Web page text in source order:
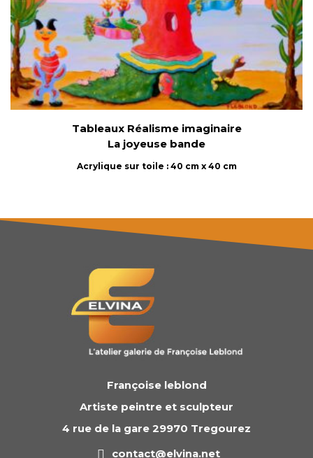
Tableaux Réalisme imaginaire
La joyeuse bande
Acrylique sur toile : 40 cm x 40 cm
Françoise leblond
Artiste peintre et sculpteur
4 rue de la gare 29970 Tregourez
contact@elvina.net